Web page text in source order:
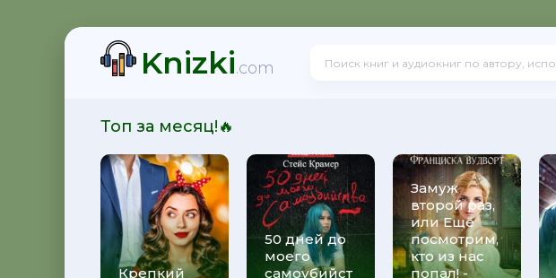
Knizki.com
Топ за месяц!🔥
Крепкий
50 дней до
моего
самоубийст
Замуж
второй раз,
или Ещё
посмотрим,
кто из нас
попал! -
- Ольга Громыко
Петерсен